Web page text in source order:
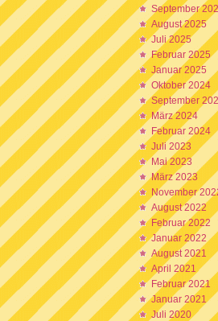
September
August 2025
Juli 2025
Februar 2025
Januar 2025
Oktober 2024
September
März 2024
Februar 2024
Juli 2023
Mai 2023
März 2023
November
August 2022
Februar 2022
Januar 2022
August 2021
April 2021
Februar 2021
Januar 2021
Juli 2020